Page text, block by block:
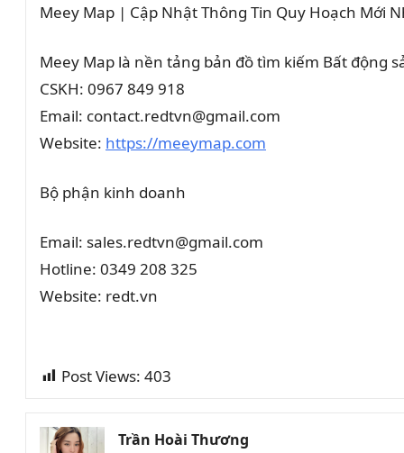
Meey Map | Cập Nhật Thông Tin Quy Hoạch Mới
Meey Map là nền tảng bản đồ tìm kiếm Bất động
CSKH: 0967 849 918
Email: contact.redtvn@gmail.com
Website: https://meeymap.com
Bộ phận kinh doanh
Email: sales.redtvn@gmail.com
Hotline: 0349 208 325
Website: redt.vn
Post Views: 403
Trần Hoài Thương